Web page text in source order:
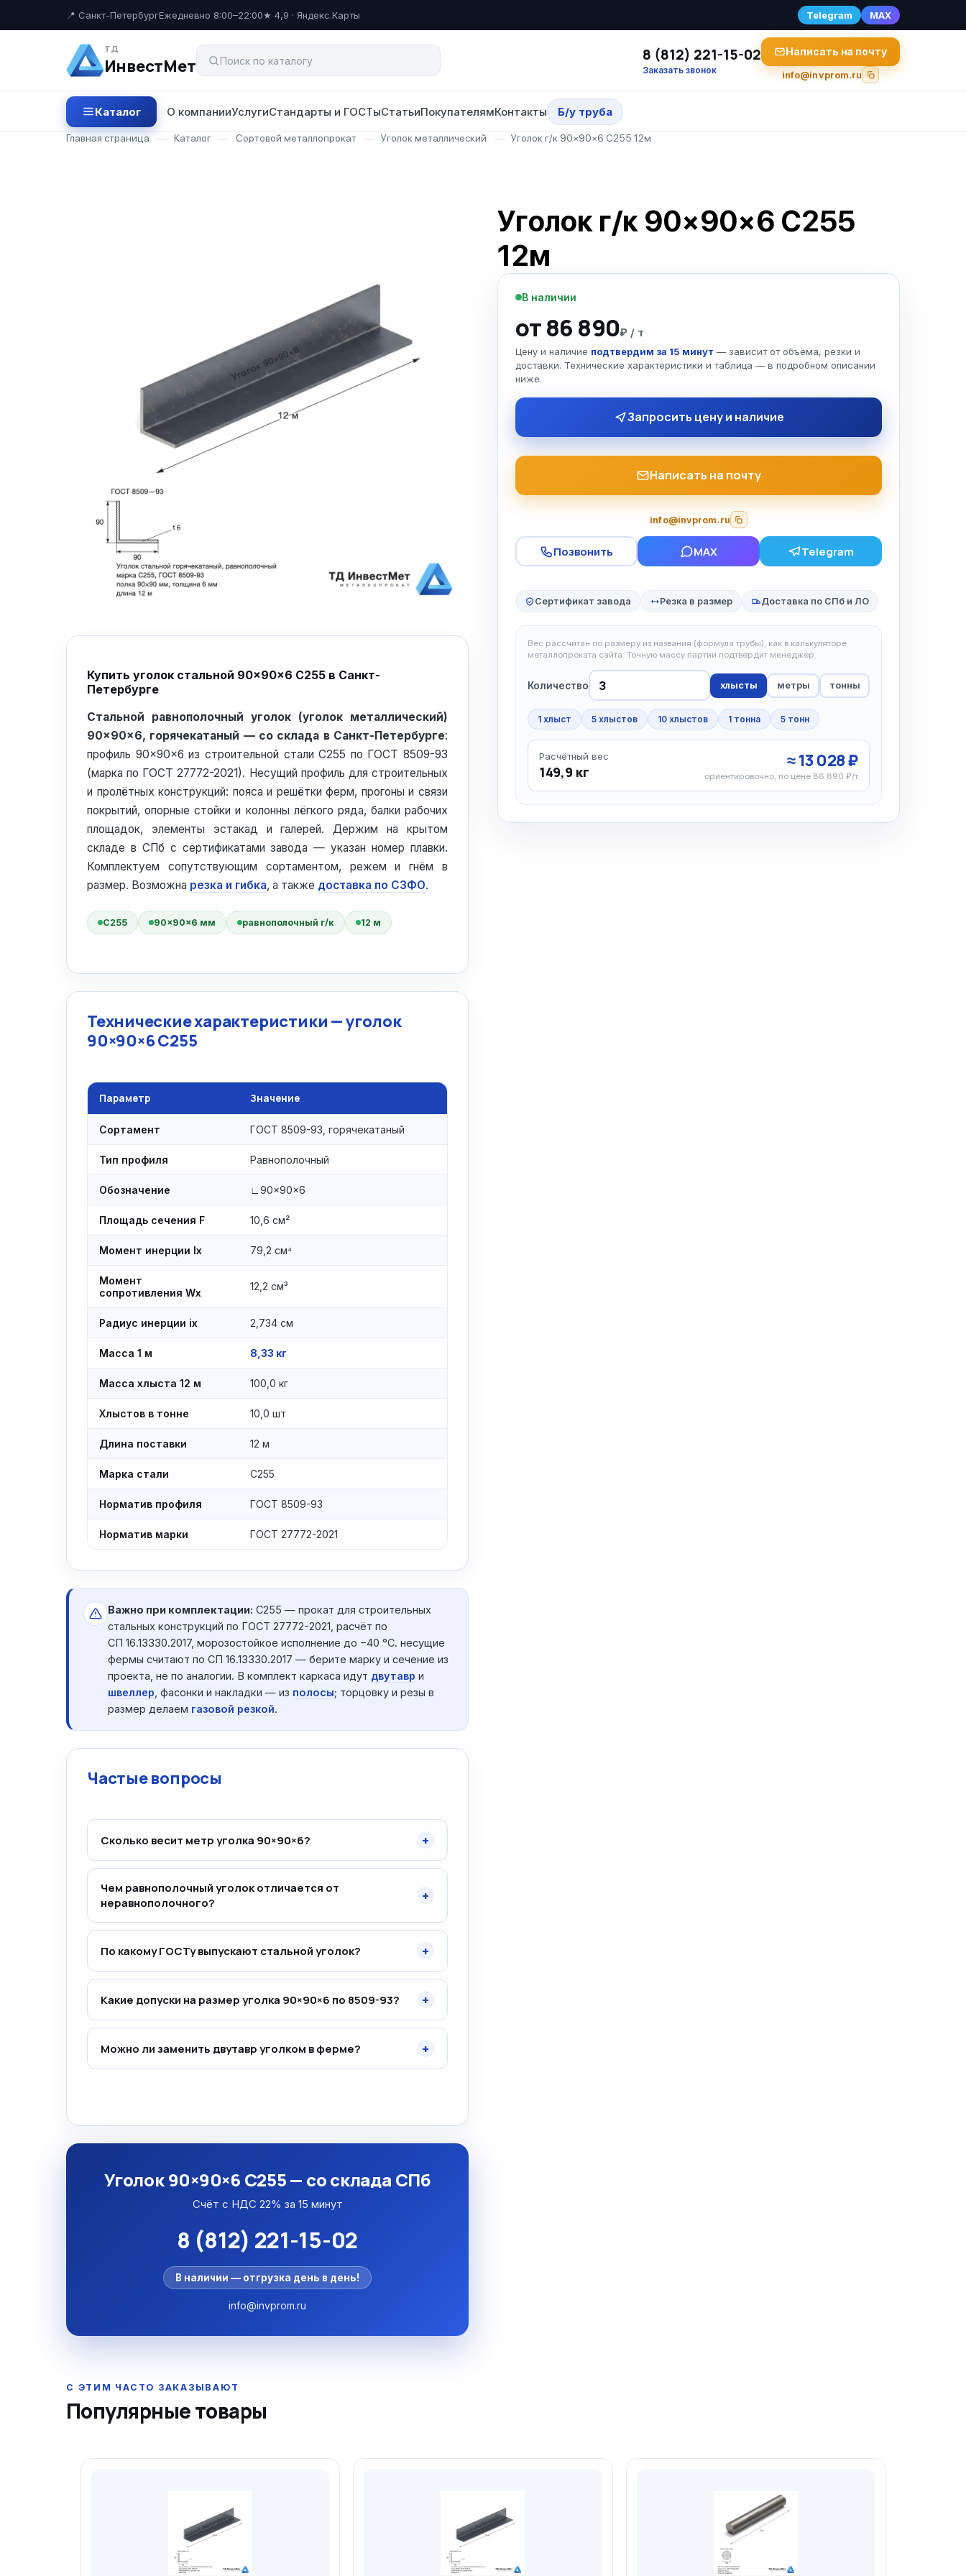
📍 Санкт-ПетербургЕжедневно 8:00–22:00★ 4,9 · Яндекс.Карты Telegram MAX
ТД
ИнвестМет
8 (812) 221-15-02
Заказать звонок
Написать на почту
info@invprom.ru
Каталог О компанииУслугиСтандарты и ГОСТыСтатьиПокупателямКонтакты Б/у труба
Главная страница — Каталог — Сортовой металлопрокат — Уголок металлический — Уголок г/к 90×90×6 С255 12м
Уголок г/к 90×90×6 С255
12м
В наличии
от 86 890₽ / т
Цену и наличие подтвердим за 15 минут — зависит от объёма, резки и
доставки. Технические характеристики и таблица — в подробном описании
ниже.
Запросить цену и наличие
Написать на почту
info@invprom.ru
Позвонить MAX Telegram
Сертификат завода Резка в размер Доставка по СПб и ЛО
Вес рассчитан по размеру из названия (формула трубы), как в калькуляторе
металлопроката сайта. Точную массу партии подтвердит менеджер.
Количество хлысты метры тонны
1 хлыст 5 хлыстов 10 хлыстов 1 тонна 5 тонн
Расчётный вес
149,9 кг
≈ 13 028 ₽
ориентировочно, по цене 86 890 ₽/т
Купить уголок стальной 90×90×6 С255 в Санкт-
Петербурге
Стальной равнополочный уголок (уголок металлический)
90×90×6, горячекатаный — со склада в Санкт-Петербурге:
профиль 90×90×6 из строительной стали С255 по ГОСТ 8509-93
(марка по ГОСТ 27772-2021). Несущий профиль для строительных
и пролётных конструкций: пояса и решётки ферм, прогоны и связи
покрытий, опорные стойки и колонны лёгкого ряда, балки рабочих
площадок, элементы эстакад и галерей. Держим на крытом
складе в СПб с сертификатами завода — указан номер плавки.
Комплектуем сопутствующим сортаментом, режем и гнём в
размер. Возможна резка и гибка, а также доставка по СЗФО.
С255 90×90×6 мм равнополочный г/к 12 м
Технические характеристики — уголок
90×90×6 С255
Параметр Значение
Сортамент ГОСТ 8509-93, горячекатаный
Тип профиля Равнополочный
Обозначение ∟90×90×6
Площадь сечения F 10,6 см²
Момент инерции Ix 79,2 см⁴
Момент
сопротивления Wx
12,2 см³
Радиус инерции ix 2,734 см
Масса 1 м 8,33 кг
Масса хлыста 12 м 100,0 кг
Хлыстов в тонне 10,0 шт
Длина поставки 12 м
Марка стали С255
Норматив профиля ГОСТ 8509-93
Норматив марки ГОСТ 27772-2021
Важно при комплектации: С255 — прокат для строительных
стальных конструкций по ГОСТ 27772-2021, расчёт по
СП 16.13330.2017, морозостойкое исполнение до −40 °C. несущие
фермы считают по СП 16.13330.2017 — берите марку и сечение из
проекта, не по аналогии. В комплект каркаса идут двутавр и
швеллер , фасонки и накладки — из полосы; торцовку и резы в
размер делаем газовой резкой.
Частые вопросы
Сколько весит метр уголка 90×90×6? +
Чем равнополочный уголок отличается от
неравнополочного?
+
По какому ГОСТу выпускают стальной уголок? +
Какие допуски на размер уголка 90×90×6 по 8509-93? +
Можно ли заменить двутавр уголком в ферме? +
Уголок 90×90×6 С255 — со склада СПб
Счёт с НДС 22% за 15 минут
8 (812) 221-15-02
В наличии — отгрузка день в день!
info@invprom.ru
Популярные товары